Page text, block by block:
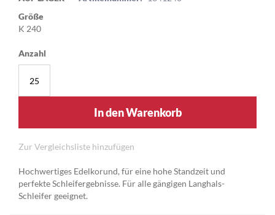
Größe
K 240
Anzahl
In den Warenkorb
Zur Vergleichsliste hinzufügen
Hochwertiges Edelkorund, für eine hohe Standzeit und
perfekte Schleifergebnisse. Für alle gängigen Langhals-
Schleifer geeignet.